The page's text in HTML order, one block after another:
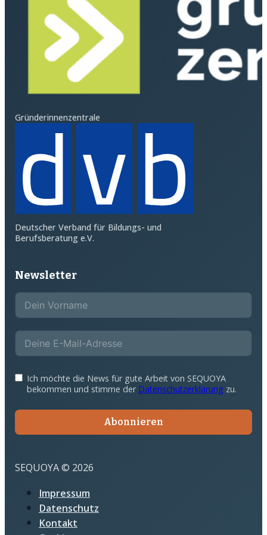
Gründerinnenzentrale
Deutscher Verband für Bildungs- und
Berufsberatung e.V.
Newsletter
Ich möchte die News für gute Arbeit von SEQUOYA
bekommen und stimme der Datenschutzerklärung zu.
Abonnieren
SEQUOYA © 2026
Impressum
Datenschutz
Kontakt